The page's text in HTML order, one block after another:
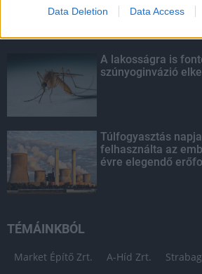
Data Deletion Data Access
Egyetem
A lakosságra is
szúnyoginvázió
Túlfogyasztás
felhasználta az
évre elegendő
TÉMÁINKBÓL
Market Építő Zrt. A-Híd Zrt. Strabag